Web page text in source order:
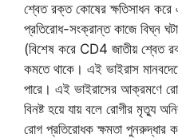
শ্বেত রক্ত কোষের ক্ষতিসাধন করে
প্রতিরোধ-সংক্রান্ত কাজে বিঘ্ন
(বিশেষ করে CD4 জাতীয় শ্বেত
কমতে থাকে। এই ভাইরাস
পারে। এই ভাইরাসের আক্রমণে
বিনষ্ট হয়ে যায় বলে রোগীর মৃত্যু
রোগ প্রতিরোধক ক্ষমতা